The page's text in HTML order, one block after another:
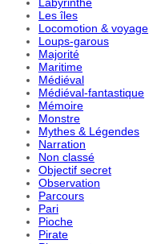
Les îles
Locomotion & voyage
Loups-garous
Majorité
Maritime
Médiéval
Médiéval-fantastique
Mémoire
Monstre
Mythes & Légendes
Narration
Non classé
Objectif secret
Observation
Parcours
Pari
Pioche
Pirate